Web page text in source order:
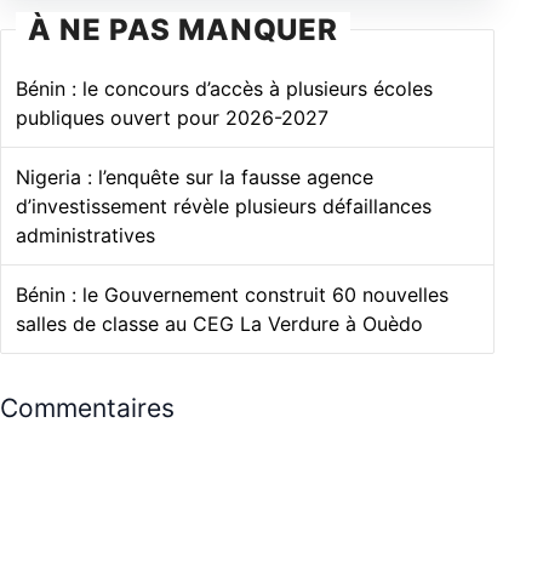
À NE PAS MANQUER
Bénin : le concours d’accès à plusieurs écoles
publiques ouvert pour 2026-2027
Nigeria : l’enquête sur la fausse agence
d’investissement révèle plusieurs défaillances
administratives
Bénin : le Gouvernement construit 60 nouvelles
salles de classe au CEG La Verdure à Ouèdo
Commentaires